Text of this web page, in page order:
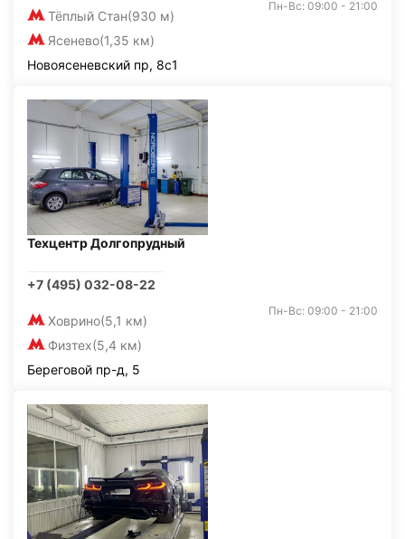
Тёплый Стан(930 м)
Ясенево(1,35 км)
Пн-Вс: 09:00 - 21:00
Новоясеневский пр, 8с1
Техцентр Долгопрудный
+7 (495) 032-08-22
Ховрино(5,1 км)
Физтех(5,4 км)
Пн-Вс: 09:00 - 21:00
Береговой пр-д, 5